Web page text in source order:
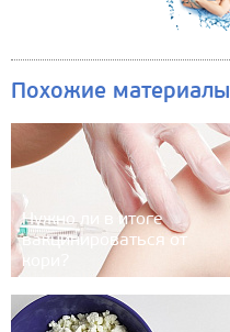
Похожие материалы
Нужно ли в итоге
вакцинироваться от
кори?